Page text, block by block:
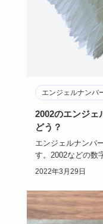
エンジェルナンバ
2002のエンジェ
どう？
エンジェルナンバ
す。2002などの数
さまざまな…
2022年3月29日